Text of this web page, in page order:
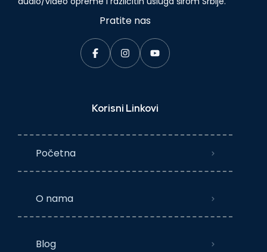
Pratite nas
Korisni Linkovi
Početna
O nama
Blog